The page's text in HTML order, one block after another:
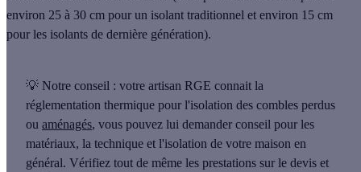
environ 25 à 30 cm pour un isolant traditionnel et environ 15 cm
pour les isolants de dernière génération).
💡 Notre conseil : votre artisan RGE connait la
réglementation thermique pour l'isolation des combles perdus
ou aménagés, vous pouvez lui demander conseil pour les
matériaux, la technique et l'isolation de votre maison en
général. Vérifiez tout de même les prestations sur le devis et